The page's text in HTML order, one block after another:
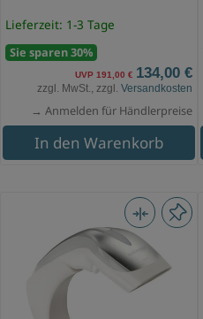
Lieferzeit: 1-3 Tage
Sie sparen 30%
UVP 191,00 € 134,00 €
zzgl. MwSt., zzgl. Versandkosten
→ Anmelden für Händlerpreise
In den Warenkorb